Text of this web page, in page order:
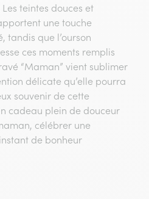
teintes douces et
une touche
tandis que l’ourson
ces moments remplis
“Maman” vient sublimer
délicate qu’elle pourra
souvenir de cette
cadeau plein de douceur
célébrer une
de bonheur